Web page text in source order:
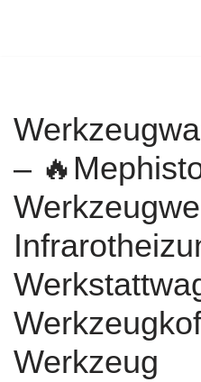
–
Werkzeug